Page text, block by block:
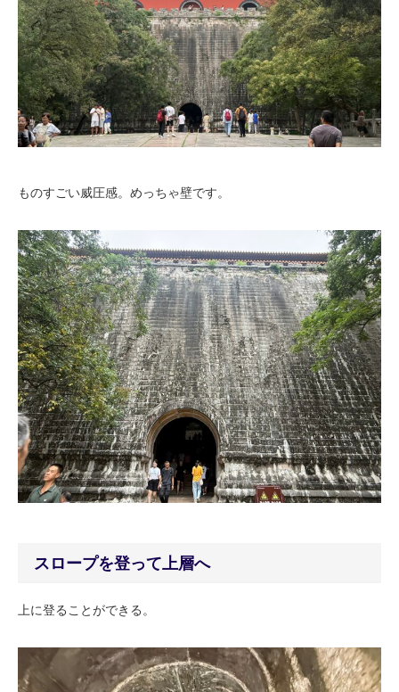
ものすごい威圧感。めっちゃ壁です。
スロープを登って上層へ
上に登ることができる。